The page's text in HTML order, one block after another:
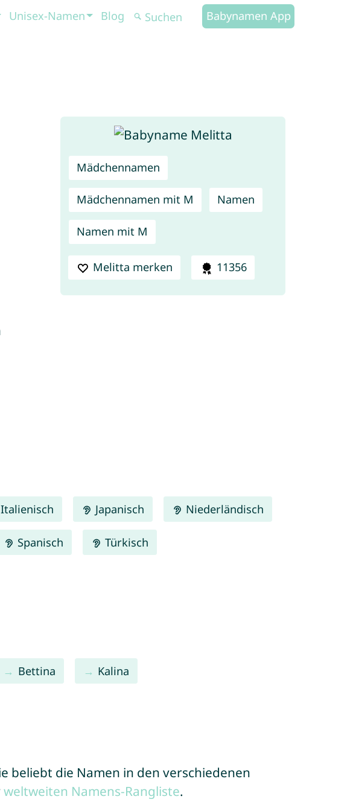
Unisex-Namen Blog Babynamen App
Mädchennamen
Mädchennamen mit M Namen
Namen mit M
Melitta merken 11356
Italienisch Japanisch Niederländisch
Spanisch Türkisch
Bettina Kalina
beliebt die Namen in den verschiedenen
weltweiten Namens-Rangliste.